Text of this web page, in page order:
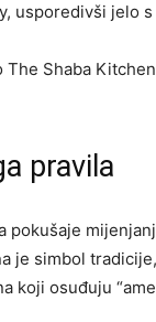
usporedivši jelo
Shaba
pravila
je simbol
koji osuđuju